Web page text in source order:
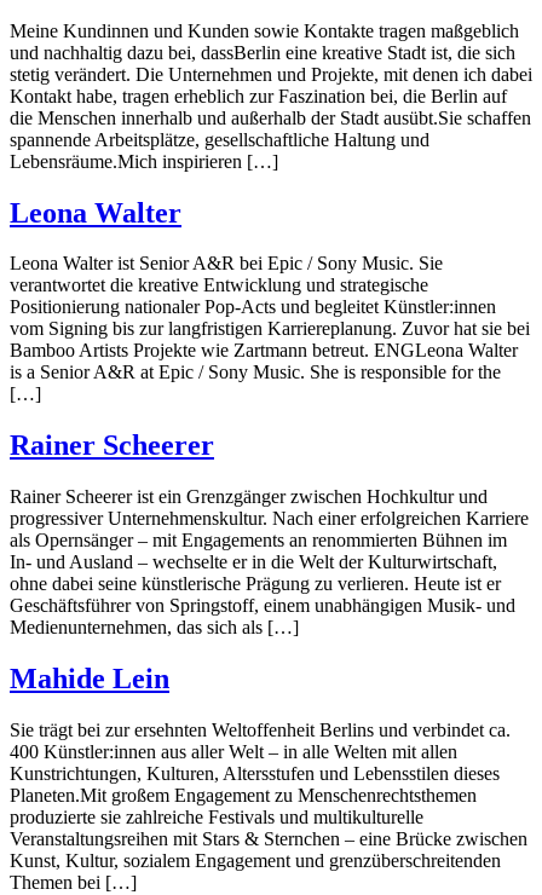
Meine Kundinnen und Kunden sowie Kontakte tragen maßgeblich
und nachhaltig dazu bei, dassBerlin eine kreative Stadt ist, die sich
stetig verändert. Die Unternehmen und Projekte, mit denen ich dabei
Kontakt habe, tragen erheblich zur Faszination bei, die Berlin auf
die Menschen innerhalb und außerhalb der Stadt ausübt.Sie schaffen
spannende Arbeitsplätze, gesellschaftliche Haltung und
Lebensräume.Mich inspirieren […]
Leona Walter
Leona Walter ist Senior A&R bei Epic / Sony Music. Sie
verantwortet die kreative Entwicklung und strategische
Positionierung nationaler Pop-Acts und begleitet Künstler:innen
vom Signing bis zur langfristigen Karriereplanung. Zuvor hat sie bei
Bamboo Artists Projekte wie Zartmann betreut. ENGLeona Walter
is a Senior A&R at Epic / Sony Music. She is responsible for the
[…]
Rainer Scheerer
Rainer Scheerer ist ein Grenzgänger zwischen Hochkultur und
progressiver Unternehmenskultur. Nach einer erfolgreichen Karriere
als Opernsänger – mit Engagements an renommierten Bühnen im
In- und Ausland – wechselte er in die Welt der Kulturwirtschaft,
ohne dabei seine künstlerische Prägung zu verlieren. Heute ist er
Geschäftsführer von Springstoff, einem unabhängigen Musik- und
Medienunternehmen, das sich als […]
Mahide Lein
Sie trägt bei zur ersehnten Weltoffenheit Berlins und verbindet ca.
400 Künstler:innen aus aller Welt – in alle Welten mit allen
Kunstrichtungen, Kulturen, Altersstufen und Lebensstilen dieses
Planeten.Mit großem Engagement zu Menschenrechtsthemen
produzierte sie zahlreiche Festivals und multikulturelle
Veranstaltungsreihen mit Stars & Sternchen – eine Brücke zwischen
Kunst, Kultur, sozialem Engagement und grenzüberschreitenden
Themen bei […]